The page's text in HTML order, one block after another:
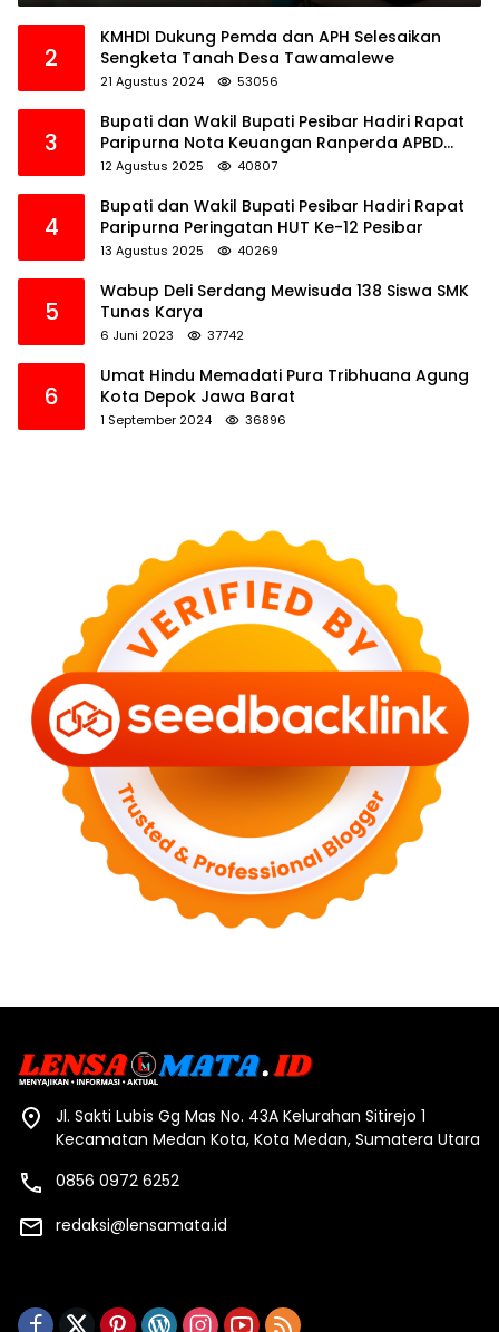
2
KMHDI Dukung Pemda dan APH Selesaikan
Sengketa Tanah Desa Tawamalewe
21 Agustus 2024 53056
3
Bupati dan Wakil Bupati Pesibar Hadiri Rapat
Paripurna Nota Keuangan Ranperda APBD
Perubahan TA 2025
12 Agustus 2025 40807
4
Bupati dan Wakil Bupati Pesibar Hadiri Rapat
Paripurna Peringatan HUT Ke-12 Pesibar
13 Agustus 2025 40269
5
Wabup Deli Serdang Mewisuda 138 Siswa SMK
Tunas Karya
6 Juni 2023 37742
6
Umat Hindu Memadati Pura Tribhuana Agung
Kota Depok Jawa Barat
1 September 2024 36896
Jl. Sakti Lubis Gg Mas No. 43A Kelurahan Sitirejo 1
Kecamatan Medan Kota, Kota Medan, Sumatera Utara
0856 0972 6252
redaksi@lensamata.id